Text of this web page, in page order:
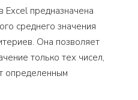
Excel предназначена
среднего значения
Она позволяет
только тех чисел,
определенным